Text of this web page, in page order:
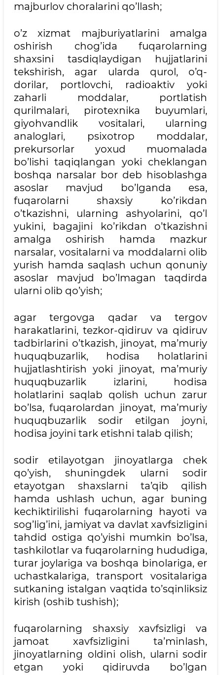
majburlov choralarini qo’llash;
o’z xizmat majburiyatlarini amalga
oshirish chog’ida fuqarolarning
shaxsini tasdiqlaydigan hujjatlarini
tekshirish, agar ularda qurol, o’q-
dorilar, portlovchi, radioaktiv yoki
zaharli moddalar, portlatish
qurilmalari, pirotexnika buyumlari,
giyohvandlik vositalari, ularning
analoglari, psixotrop moddalar,
prekursorlar yoxud muomalada
bo’lishi taqiqlangan yoki cheklangan
boshqa narsalar bor deb hisoblashga
asoslar mavjud bo’lganda esa,
fuqarolarni shaxsiy ko’rikdan
o’tkazishni, ularning ashyolarini, qo’l
yukini, bagajini ko’rikdan o’tkazishni
amalga oshirish hamda mazkur
narsalar, vositalarni va moddalarni olib
yurish hamda saqlash uchun qonuniy
asoslar mavjud bo’lmagan taqdirda
ularni olib qo’yish;
agar tergovga qadar va tergov
harakatlarini, tezkor-qidiruv va qidiruv
tadbirlarini o’tkazish, jinoyat, ma’muriy
huquqbuzarlik, hodisa holatlarini
hujjatlashtirish yoki jinoyat, ma’muriy
huquqbuzarlik izlarini, hodisa
holatlarini saqlab qolish uchun zarur
bo’lsa, fuqarolardan jinoyat, ma’muriy
huquqbuzarlik sodir etilgan joyni,
hodisa joyini tark etishni talab qilish;
sodir etilayotgan jinoyatlarga chek
qo’yish, shuningdek ularni sodir
etayotgan shaxslarni ta’qib qilish
hamda ushlash uchun, agar buning
kechiktirilishi fuqarolarning hayoti va
sog’lig’ini, jamiyat va davlat xavfsizligini
tahdid ostiga qo’yishi mumkin bo’lsa,
tashkilotlar va fuqarolarning hududiga,
turar joylariga va boshqa binolariga, er
uchastkalariga, transport vositalariga
sutkaning istalgan vaqtida to’sqinliksiz
kirish (oshib tushish);
fuqarolarning shaxsiy xavfsizligi va
jamoat xavfsizligini ta’minlash,
jinoyatlarning oldini olish, ularni sodir
etgan yoki qidiruvda bo’lgan